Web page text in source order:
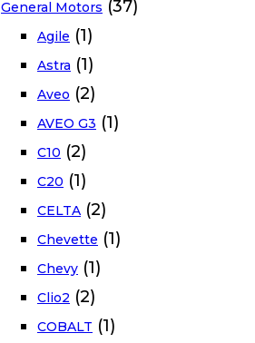
General Motors (37)
Agile (1)
Astra (1)
Aveo (2)
AVEO G3 (1)
C10 (2)
C20 (1)
CELTA (2)
Chevette (1)
Chevy (1)
Clio2 (2)
COBALT (1)